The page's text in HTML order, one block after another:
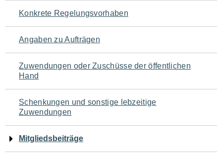
Seiteninhalt
Konkrete Regelungsvorhaben
Angaben zu Aufträgen
Zuwendungen oder Zuschüsse der öffentlichen
Hand
Schenkungen und sonstige lebzeitige
Zuwendungen
Mitgliedsbeiträge